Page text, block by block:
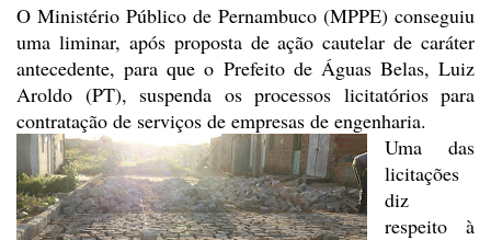
O Ministério Público de Pernambuco (MPPE) conseguiu
uma liminar, após proposta de ação cautelar de caráter
antecedente, para que o Prefeito de Águas Belas, Luiz
Aroldo (PT), suspenda os processos licitatórios para
contratação de serviços de empresas de engenharia.
Uma das
licitações
diz
respeito à